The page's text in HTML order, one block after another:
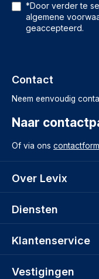
*Door verder te
algemene
geaccepteerd.
Contact
Neem eenvoudig
Naar
Of via ons
Over Levix
Diensten
Klantenservice
Vestigingen